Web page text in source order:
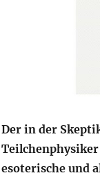
Der in der
esoterische und